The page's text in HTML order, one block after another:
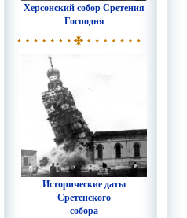
Херсонский собор Сретения
Господня
Исторические даты
Сретенского
собора